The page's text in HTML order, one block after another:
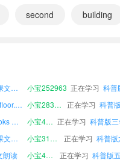
bridge
bring
翻译：带
building
翻译：大
second building
读 小宝992093 正在学习
读
科普版四年级上册Words in each lesson课文朗读 小宝252963 正在学习 科普
科普版四年级上册Lesson 6 It's on the fifth floor.课文朗读 小宝283471 正在学习
科普版三年级上册Lesson 4 What kind of books will you buy?课文朗读 小宝490244 正在学习
科普版四年级下册Words in each lesson课文朗读 小宝318157 正在学习
朗读 小宝463480 正在学习